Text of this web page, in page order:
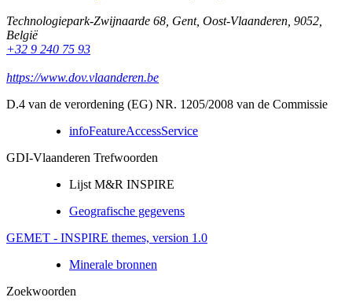
Technologiepark-Zwijnaarde 68 Gent, Oost-Vlaanderen 9052
België
+32 9 240 75 93
https://www.dov.vlaanderen.be
D.4 van de verordening (EG) NR. 1205/2008 van de Commissie
infoFeatureAccessService
GDI-Vlaanderen Trefwoorden
Lijst M&R INSPIRE
Geografische gegevens
GEMET - INSPIRE themes, version 1.0
Minerale bronnen
Zoekwoorden